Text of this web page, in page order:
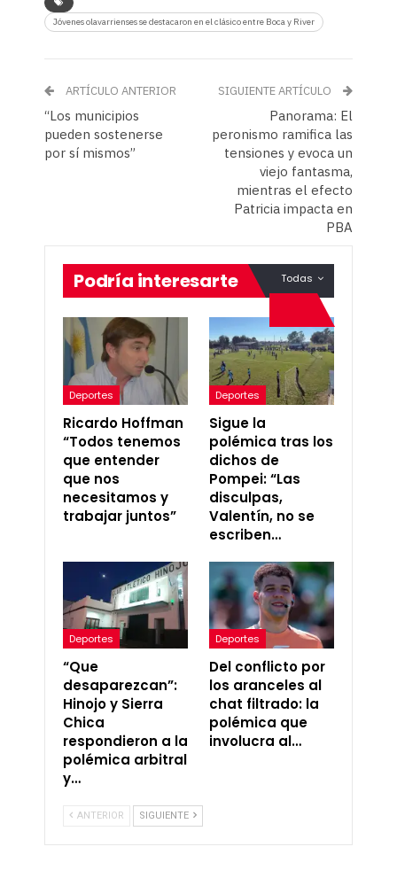
Jóvenes olavarrienses se destacaron en el clásico entre Boca y River
ARTÍCULO ANTERIOR
“Los municipios
pueden sostenerse
por sí mismos”
SIGUIENTE ARTÍCULO
Panorama: El
peronismo ramifica las
tensiones y evoca un
viejo fantasma,
mientras el efecto
Patricia impacta en
PBA
Todas
Podría interesarte
Deportes
Ricardo Hoffman
“Todos tenemos
que entender
que nos
necesitamos y
trabajar juntos”
Deportes
Sigue la
polémica tras los
dichos de
Pompei: “Las
disculpas,
Valentín, no se
escriben…
Deportes
“Que
desaparezcan”:
Hinojo y Sierra
Chica
respondieron a la
polémica arbitral
y…
Deportes
Del conflicto por
los aranceles al
chat filtrado: la
polémica que
involucra al…
ANTERIOR SIGUIENTE